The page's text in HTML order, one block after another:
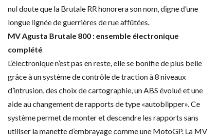
nul doute que la Brutale RR honorera son nom, digne d’une
longue lignée de guerrières de rue affûtées.
MV Agusta Brutale 800 : ensemble électronique
complété
L’électronique n’est pas en reste, elle se bonifie de plus belle
grâce à un système de contrôle de traction à 8 niveaux
d’intrusion, des choix de cartographie, un ABS évolué et une
aide au changement de rapports de type «autoblipper». Ce
système permet de monter et descendre les rapports sans
utiliser la manette d’embrayage comme une MotoGP. La MV